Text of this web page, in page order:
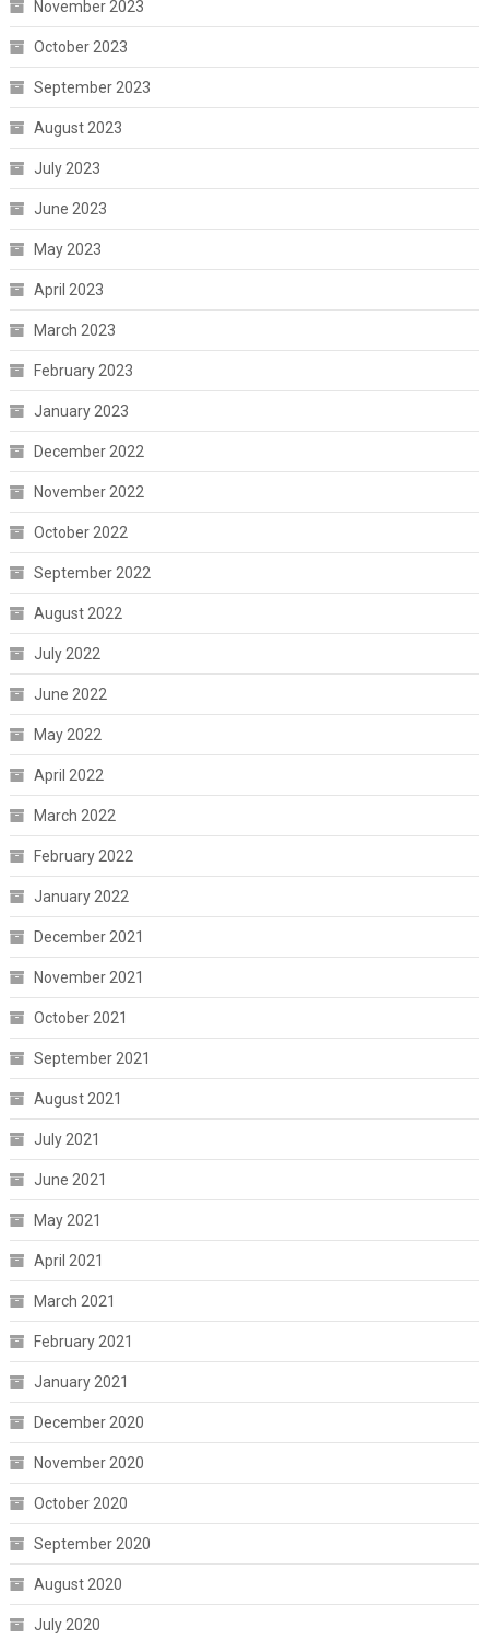
November 2023
October 2023
September 2023
August 2023
July 2023
June 2023
May 2023
April 2023
March 2023
February 2023
January 2023
December 2022
November 2022
October 2022
September 2022
August 2022
July 2022
June 2022
May 2022
April 2022
March 2022
February 2022
January 2022
December 2021
November 2021
October 2021
September 2021
August 2021
July 2021
June 2021
May 2021
April 2021
March 2021
February 2021
January 2021
December 2020
November 2020
October 2020
September 2020
August 2020
July 2020